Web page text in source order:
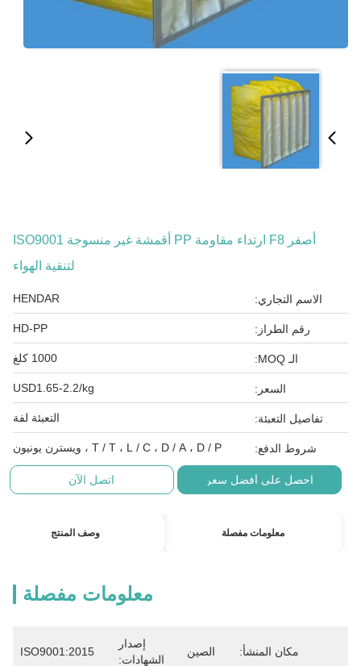
أصفر F8 ارتداء مقاومة PP أقمشة غير منسوجة ISO9001
لتنقية الهواء
الاسم التجاري: HENDAR
رقم الطراز: HD-PP
الـ MOQ: 1000 كلغ
السعر: USD1.65-2.2/kg
تفاصيل التعبئة: التعبئة لفة
شروط الدفع: T / T ، L / C ، D / A ، D / P ، ويسترن يونيون
احصل على أفضل سعر اتصل الآن
معلومات مفصلة وصف المنتج
معلومات مفصلة
مكان المنشأ: الصين
إصدار
الشهادات:
ISO9001:2015